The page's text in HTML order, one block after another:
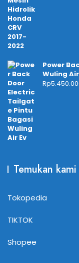
Power
Wuling Air
Rp
Temukan
Tokopedia
TIKTOK
Shopee